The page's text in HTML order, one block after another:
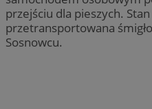
przejściu dla pieszych.
przetransportowana
Sosnowcu.